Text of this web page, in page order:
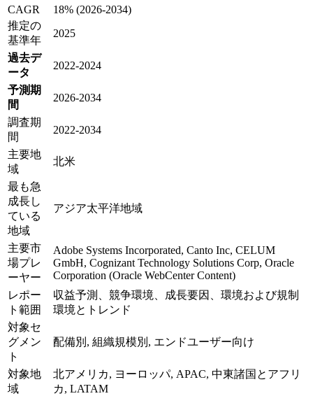
CAGR
18% (2026-2034)
推定の
基準年
2025
過去デ
ータ
2022-2024
予測期
間
2026-2034
調査期
間
2022-2034
主要地
域
北米
最も急
成長し
ている
地域
アジア太平洋地域
主要市
場プレ
ーヤー
Adobe Systems Incorporated, Canto Inc, CELUM
GmbH, Cognizant Technology Solutions Corp, Oracle
Corporation (Oracle WebCenter Content)
レポー
ト範囲
収益予測、競争環境、成長要因、環境および規制
環境とトレンド
対象セ
グメン
ト
配備別, 組織規模別, エンドユーザー向け
対象地
域
北アメリカ, ヨーロッパ, APAC, 中東諸国とアフリ
カ, LATAM